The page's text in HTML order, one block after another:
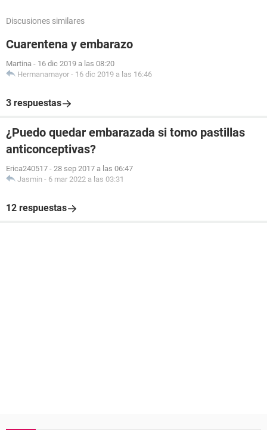
Discusiones similares
Cuarentena y embarazo
Martina - 16 dic 2019 a las 08:20
Hermanamayor - 16 dic 2019 a las 16:46
3 respuestas
¿Puedo quedar embarazada si tomo pastillas
anticonceptivas?
Erica240517 - 28 sep 2017 a las 06:47
Jasmin - 6 mar 2022 a las 03:31
12 respuestas